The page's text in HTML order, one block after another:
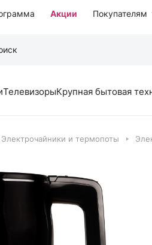
Акции Покупателям
ТелевизорыКрупная бытовая
Электрочайники и термопоты